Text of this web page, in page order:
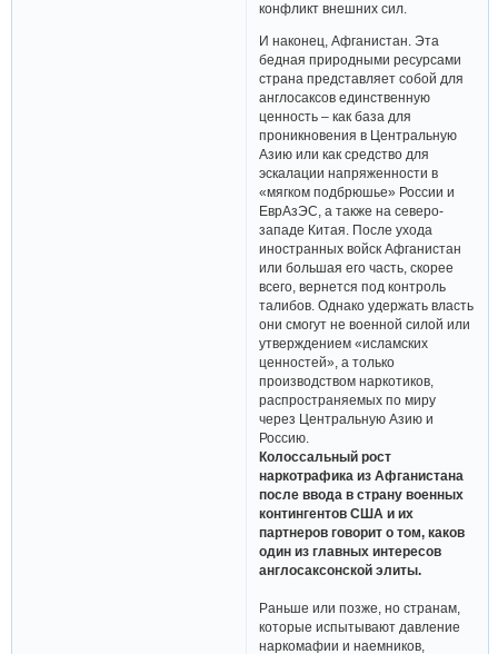
конфликт внешних сил.
И наконец, Афганистан. Эта
бедная природными ресурсами
страна представляет собой для
англосаксов единственную
ценность – как база для
проникновения в Центральную
Азию или как средство для
эскалации напряженности в
«мягком подбрюшье» России и
ЕврАзЭС, а также на северо-
западе Китая. После ухода
иностранных войск Афганистан
или большая его часть, скорее
всего, вернется под контроль
талибов. Однако удержать власть
они смогут не военной силой или
утверждением «исламских
ценностей», а только
производством наркотиков,
распространяемых по миру
через Центральную Азию и
Россию.
Колоссальный рост
наркотрафика из Афганистана
после ввода в страну военных
контингентов США и их
партнеров говорит о том, каков
один из главных интересов
англосаксонской элиты.
Раньше или позже, но странам,
которые испытывают давление
наркомафии и наемников,